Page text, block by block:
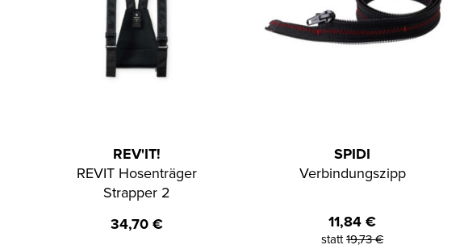
REV'IT!
REVIT Hosenträger
Strapper 2
34,70€
SPIDI
Verbindungszipp
11,84€
statt19,73€